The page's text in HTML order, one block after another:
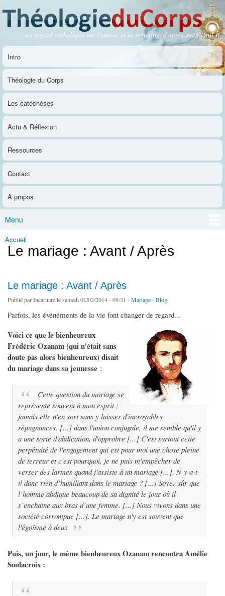
contenu
principal
Théologie du Corps
un regard catholique sur l'amour et la sexualité, d'après Jean-Paul II
Menu principal
Intro
Théologie du Corps
Les catéchèses
Actu & Réflexion
Ressources
Contact
A propos
Menu
Vous êtes ici
Accueil
Le mariage : Avant / Après
Le mariage : Avant / Après
Publié parIncarnarele samedi 01/02/2014 - 09:31 -Mariage-Blog
Parfois, les événéments de la vie font changer de regard...
Voici ce que le bienheureux
Frédéric Ozanam (qui n'était sans
doute pas alors bienheureux) disait
du mariage dans sa jeunesse :
Cette question du mariage se
représente souvent à mon esprit ;
jamais elle n'en sort sans y laisser d'incroyables
répugnances. [...] dans l'union conjugale, il me semble qu'il y
a une sorte d'abdication, d'opprobre [...] C'est surtout cette
perpétuité de l'engagement qui est pour moi une chose pleine
de terreur et c'est pourquoi, je ne puis m'empêcher de
verser des larmes quand j'assiste à un mariage [...]. N’y a-t-
il donc rien d’humiliant dans le mariage ? [...] Soyez sûr que
l’homme abdique beaucoup de sa dignité le jour où il
s’enchaine aux bras d’une femme. [...] Nous vivons dans une
société corrompue [...]. Le mariage n'y est souvent que
l'égoïsme à deux
Puis, un jour, le même bienheureux Ozanam rencontra Amélie
Soulacroix :